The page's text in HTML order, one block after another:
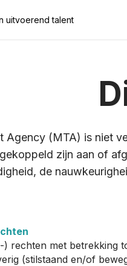
uitvoerend talent
Agency (MTA) is niet
zijn aan of
de
) rechten met betrekking
(stilstaand en/of